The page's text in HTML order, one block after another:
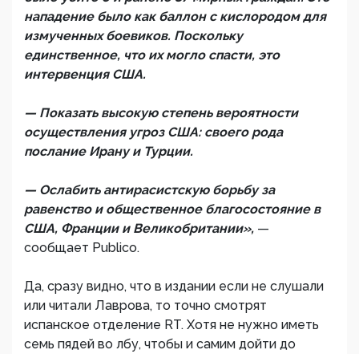
нападение было как баллон с кислородом для
измученных боевиков. Поскольку
единственное, что их могло спасти, это
интервенция США.
— Показать высокую степень вероятности
осуществления угроз США: своего рода
послание Ирану и Турции.
— Ослабить антирасистскую борьбу за
равенство и общественное благосостояние в
США, Франции и Великобритании», —
сообщает Publico.
Да, сразу видно, что в издании если не слушали
или читали Лаврова, то точно смотрят
испанское отделение RT. Хотя не нужно иметь
семь пядей во лбу, чтобы и самим дойти до